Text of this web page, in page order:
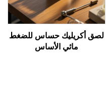
لصق أكريليك حساس للضغط
مائي الأساس